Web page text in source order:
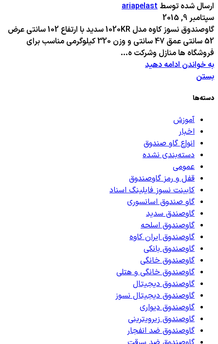
ارسال شده توسط ariapelast
سپتامبر 9, 2015
گاوصندوق نسوز کاوه مدل 1020KR سدید با ارتفاع 102 سانتی عرض
52 سانتی عمق 47 سانتی و وزن 320 کیلوگرمی مناسب برای
فروشگاه ها منازل وشرکت ه...
به خواندن ادامه دهید
بستن
دسته‌ها
آموزش
اخبار
انواع گاو صندوق
دسته‌بندی نشده
عمومی
قفل و رمز گاوصندوق
کابینت نسوز فایلینگ اسناد
گاو صندوق اسانسوری
گاوصندق سدید
گاوصندوق اسلحه
گاوصندوق ایران کاوه
گاوصندوق بانکی
گاوصندوق خانگی
گاوصندوق خانگی و هتلی
گاوصندوق دیجیتال
گاوصندوق دیجیتال نسوز
گاوصندوق دیواری
گاوصندوق زیرویترینی
گاوصندوق ضد انفجار